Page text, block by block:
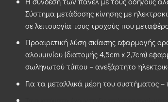
Σύστημα μετάδοσης κίνησης με
σε λειτουργία τους τροχούς που
Προαιρετική λύση σκίασης εφαρμογής
αλουμινίου (διατομής 4,5cm x 2,7cm)
σωληνωτού τύπου – ανεξάρτητο
Για τα μεταλλικά μέρη του συστήματος